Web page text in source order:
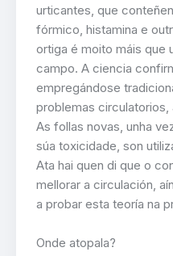
urticantes, que
fórmico, histamina e
ortiga é moito máis que
campo. A ciencia
empregándose
problemas
As follas novas, unha
súa toxicidade, son
Ata hai quen di que o
mellorar a circulación,
a probar esta teoría na
Onde atopala?